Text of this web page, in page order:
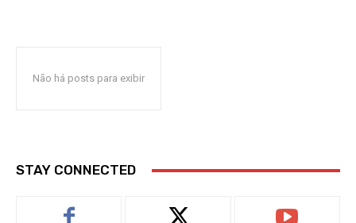
Não há posts para exibir
STAY CONNECTED